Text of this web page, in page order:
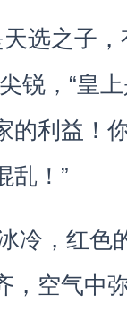
选之子
锐，“皇
的利益！
乱！”
冷，红色
，空气中